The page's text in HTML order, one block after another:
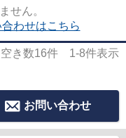
せん。
わせはこちら
き数16件 1-8件表示
お問い合わせ